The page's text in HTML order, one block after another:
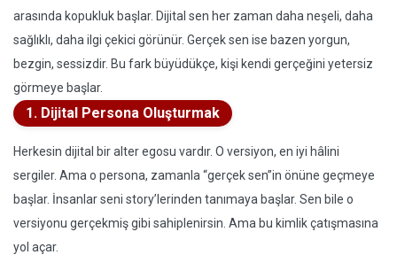
arasında kopukluk başlar. Dijital sen her zaman daha neşeli, daha
sağlıklı, daha ilgi çekici görünür. Gerçek sen ise bazen yorgun,
bezgin, sessizdir. Bu fark büyüdükçe, kişi kendi gerçeğini yetersiz
görmeye başlar.
1. Dijital Persona Oluşturmak
Herkesin dijital bir alter egosu vardır. O versiyon, en iyi hâlini
sergiler. Ama o persona, zamanla “gerçek sen”in önüne geçmeye
başlar. İnsanlar seni story’lerinden tanımaya başlar. Sen bile o
versiyonu gerçekmiş gibi sahiplenirsin. Ama bu kimlik çatışmasına
yol açar.